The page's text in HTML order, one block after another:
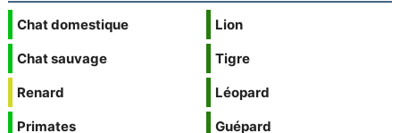
Chat domestique
Chat sauvage
Renard
Primates
Lion
Tigre
Léopard
Guépard